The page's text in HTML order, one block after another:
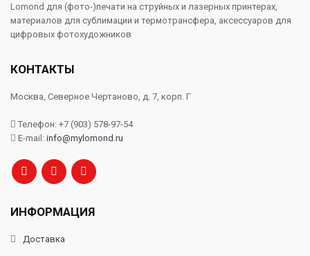
Lomond для (фото-)печати на струйных и лазерных принтерах,
материалов для сублимации и термотрансфера, аксессуаров для
цифровых фотохудожников
КОНТАКТЫ
Москва, Северное Чертаново, д. 7, корп. Г
Телефон: +7 (903) 578-97-54
E-mail: info@mylomond.ru
ИНФОРМАЦИЯ
Доставка